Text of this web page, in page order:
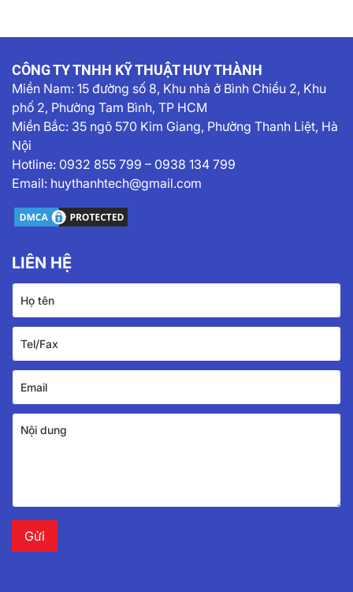
CÔNG TY TNHH KỸ THUẬT HUY THÀNH
Miền Nam: 15 đường số 8, Khu nhà ở Bình Chiểu 2, Khu
phố 2, Phường Tam Bình, TP HCM
Miền Bắc: 35 ngõ 570 Kim Giang, Phường Thanh Liệt, Hà
Nội
Hotline: 0932 855 799 – 0938 134 799
Email: huythanhtech@gmail.com
LIÊN HỆ